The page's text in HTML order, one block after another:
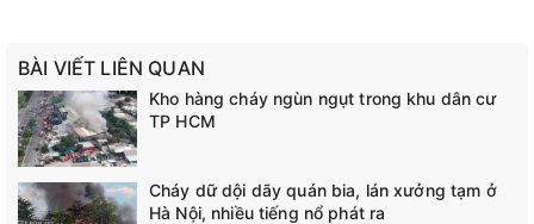
BÀI VIẾT LIÊN QUAN
Kho hàng cháy ngùn ngụt trong khu dân cư
TP HCM
Cháy dữ dội dãy quán bia, lán xưởng tạm ở
Hà Nội, nhiều tiếng nổ phát ra